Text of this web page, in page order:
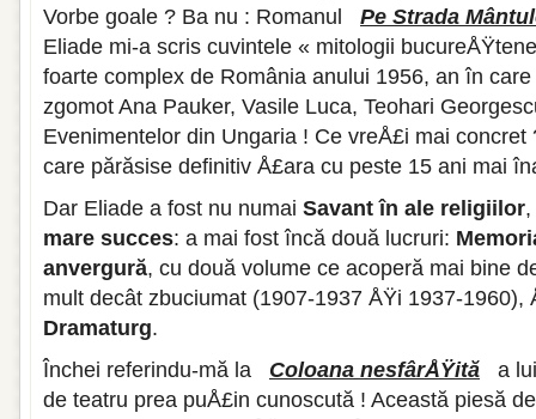
Vorbe goale ? Ba nu : Romanul
Pe Strada
Eliade mi-a scris cuvintele « mitologii
foarte complex de România anului 1956, an în
zgomot Ana Pauker, Vasile Luca, Teohari
Evenimentelor din Ungaria ! Ce vreÅ£i mai
care părăsise definitiv Å£ara cu peste 15 ani mai
Dar Eliade a fost nu numai Savant în ale religiilor
mare succes: a mai fost încă două lucruri:
anvergură, cu două volume ce acoperă mai bine
mult decât zbuciumat (1907-1937 ÅŸi 1937-1960),
Dramaturg.
Închei referindu-mă la
Coloana nesfârÅŸită
a
de teatru prea puÅ£in cunoscută ! Această piesă